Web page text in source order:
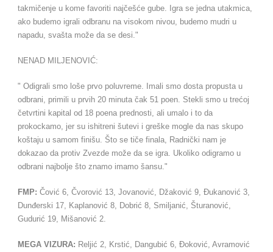
takmičenje u kome favoriti najčešće gube. Igra se jedna utakmica,
ako budemo igrali odbranu na visokom nivou, budemo mudri u
napadu, svašta može da se desi."
NENAD MILJENOVIĆ:
" Odigrali smo loše prvo poluvreme. Imali smo dosta propusta u
odbrani, primili u prvih 20 minuta čak 51 poen. Stekli smo u trećoj
četvrtini kapital od 18 poena prednosti, ali umalo i to da
prokockamo, jer su ishitreni šutevi i greške mogle da nas skupo
koštaju u samom finišu. Što se tiče finala, Radnički nam je
dokazao da protiv Zvezde može da se igra. Ukoliko odigramo u
odbrani najbolje što znamo imamo šansu."
FMP: Čović 6, Čvorović 13, Jovanović, Džaković 9, Đukanović 3,
Dunđerski 17, Kaplanović 8, Dobrić 8, Smiljanić, Šturanović,
Gudurić 19, Mišanović 2.
MEGA VIZURA: Reljić 2, Krstić, Dangubić 6, Đoković, Avramović